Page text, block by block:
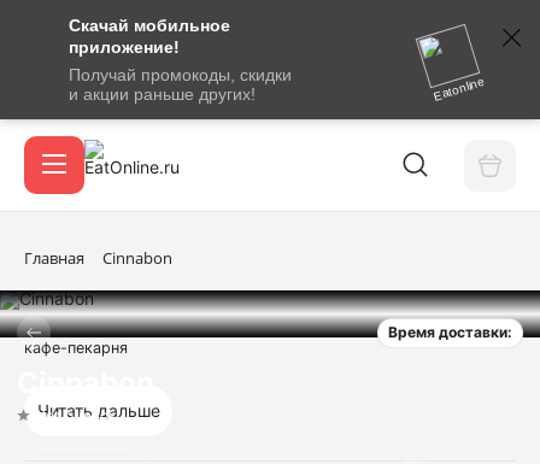
Скачай мобильное
приложение!
Получай промокоды, скидки
и акции раньше других!
Eatonline
сообщение
кодом
подтверждения
Вход / регистрация
Акции
Главная Cinnabon
Время доставки:
Нет оценок
кафе-пекарня
Читать дальше